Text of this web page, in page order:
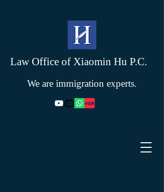
Law Office of Xiaomin Hu P.C.
We are immigration experts.